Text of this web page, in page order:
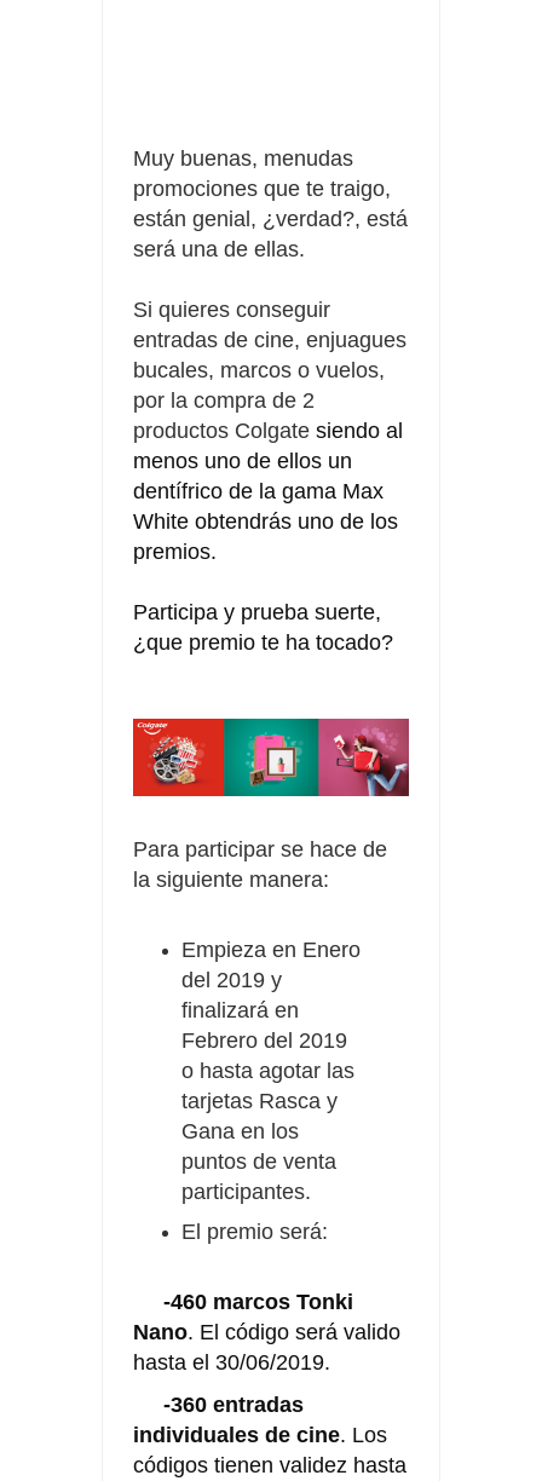
Muy buenas, menudas
promociones que te traigo,
están genial, ¿verdad?, está
será una de ellas.
Si quieres conseguir
entradas de cine, enjuagues
bucales, marcos o vuelos,
por la compra de 2
productos Colgate siendo al
menos uno de ellos un
dentífrico de la gama Max
White obtendrás uno de los
premios.
Participa y prueba suerte,
¿que premio te ha tocado?
Para participar se hace de
la siguiente manera:
Empieza en Enero
del 2019 y
finalizará en
Febrero del 2019
o hasta agotar las
tarjetas Rasca y
Gana en los
puntos de venta
participantes.
El premio será:
-460 marcos Tonki
Nano. El código será valido
hasta el 30/06/2019.
-360 entradas
individuales de cine. Los
códigos tienen validez hasta